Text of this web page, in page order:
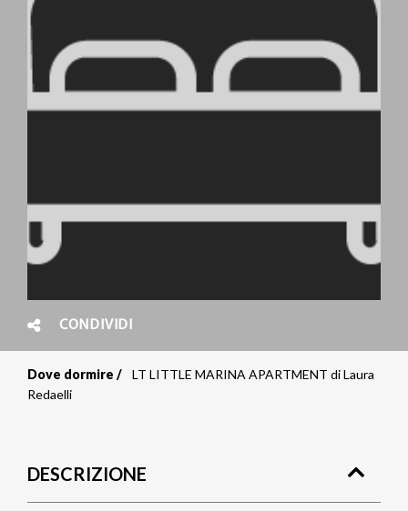
CONDIVIDI
Briciole
pane
Dove dormire
LT LITTLE MARINA APARTMENT di Laura
Redaelli
DESCRIZIONE